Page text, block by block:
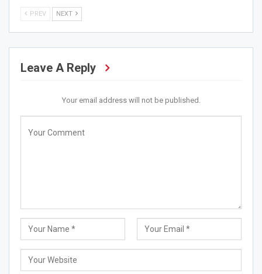
PREV NEXT
Leave A Reply
Your email address will not be published.